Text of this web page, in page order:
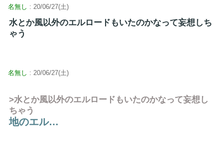
名無し : 20/06/27(土)
水とか風以外のエルロードもいたのかなって妄想しち
ゃう
名無し : 20/06/27(土)
>水とか風以外のエルロードもいたのかなって妄想し
ちゃう
地のエル…